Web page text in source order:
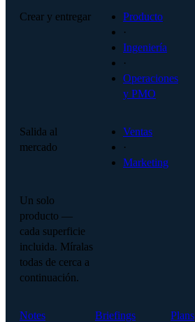
Crear y entregar
Producto
·
Ingeniería
·
Operaciones
y PMO
Salida al
mercado
Ventas
·
Marketing
Un solo
producto —
cada superficie
incluida. Míralas
todas de cerca a
continuación.
Notes Briefings Plans